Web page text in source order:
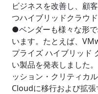
ビジネスを改善し、顧
つハイブリッドクラウ
●ベンダーも様々な形
います。たとえば、
プライズ ハイブリッド
い製品を発表しました
ッション・クリティカ
Cloudに移行および拡